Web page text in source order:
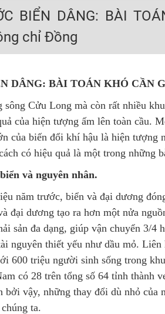
cô giáo giỏi, nổi tiếng
- Ba bước luyện thi TN THPT - ĐH ít nhất 25 điểm
- 499K toàn bộ khoá học tại Tuyensinh247 (Từ
Chỉ Từ 11-13/09/2024
- 399K (13/11-15/11)
9 Toán - Lý - Hóa - Văn - Anh năm 2018
7 - xây nền vững chắc cho tương lai!
Toán, Văn, Hóa, Anh, Lý với giáo viên giỏi và nổi
BIỂN DÂNG: BÀI
chỉ Đồng
DÂNG: BÀI TOÁN KHÓ CẦN
Cửu Long mà còn rất nhiều
của hiện tượng ấm lên toàn cầu.
của biến đổi khí hậu là hiện tượng
có hiệu quả là một trong những
và nguyên nhân.
năm trước, biển và đại dương
đại dương tạo ra hơn một nửa
sản đa dạng, giúp vận chuyển 3/4
nguyên thiết yếu như dầu mỏ.
600 triệu người sinh sống trong
có 28 trên tổng số 64 tỉnh thành
vậy, những thay đổi dù nhỏ của
ta.